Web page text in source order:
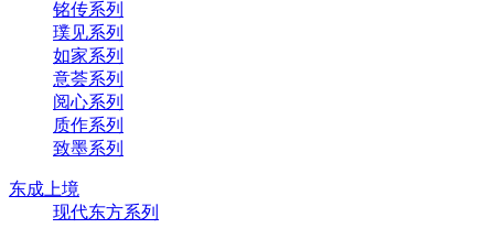
铭传系列
璞见系列
如家系列
意荟系列
阅心系列
质作系列
致墨系列
东成上境
现代东方系列